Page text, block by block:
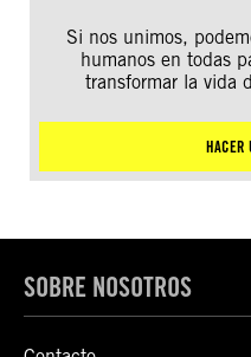
Si nos unimos,
humanos en todas
transformar la vida
HACER
SOBRE NOSOTROS